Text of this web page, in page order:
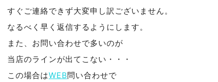
すぐご連絡できず大変申し訳ございません。
なるべく早く返信するようにします。
また、お問い合わせで多いのが
当店のラインが出てこない・・・
この場合はWEB問い合わせで